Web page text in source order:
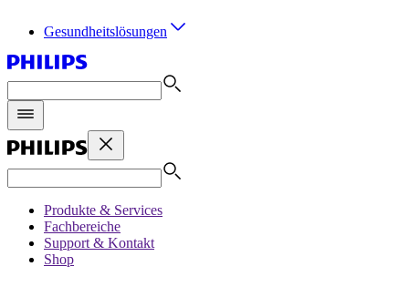
Gesundheitslösungen
Produkte & Services
Fachbereiche
Support & Kontakt
Shop